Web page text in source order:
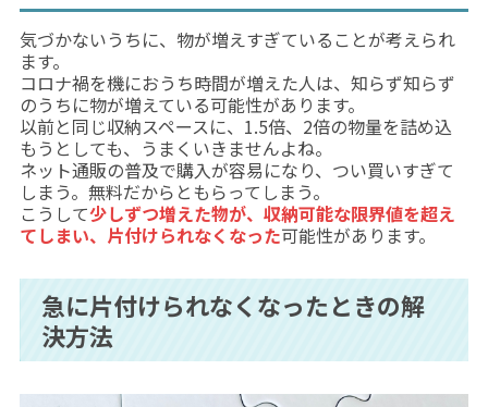
気づかないうちに、物が増えすぎていることが考えられ
ます。
コロナ禍を機におうち時間が増えた人は、知らず知らず
のうちに物が増えている可能性があります。
以前と同じ収納スペースに、1.5倍、2倍の物量を詰め込
もうとしても、うまくいきませんよね。
ネット通販の普及で購入が容易になり、つい買いすぎて
しまう。無料だからともらってしまう。
こうして少しずつ増えた物が、収納可能な限界値を超え
てしまい、片付けられなくなった可能性があります。
急に片付けられなくなったときの解
決方法